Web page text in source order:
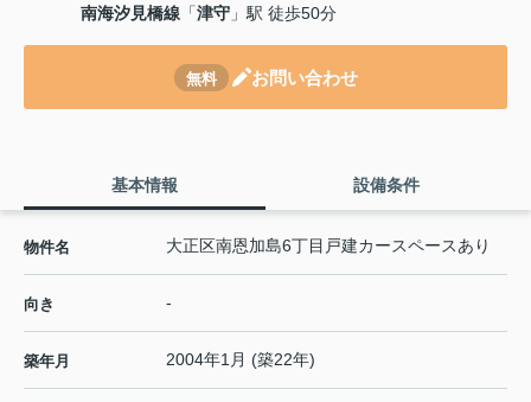
南海汐見橋線 「津守 」駅 徒歩50分
無料 お問い合わせ
基本情報 設備条件
物件名 大正区南恩加島6丁目戸建カースペースあり
向き -
築年月 2004年1月 (築22年)